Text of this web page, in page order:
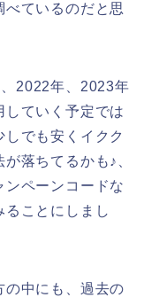
べているのだと思
2022年、2023年
していく予定では
でも安くイクク
落ちてるかも♪、
ンペーンコードな
ることにしまし
の中にも、過去の